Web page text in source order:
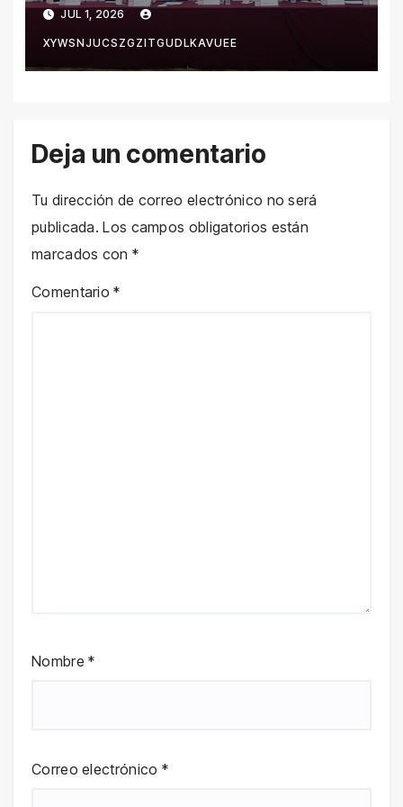
y el comercio ante vigencia
del T-MEC
JUL 1, 2026
XYWSNJUCSZGZITGUDLKAVUEE
Deja un comentario
Tu dirección de correo electrónico no será
publicada. Los campos obligatorios están
marcados con *
Comentario*
Nombre*
Correo electrónico *